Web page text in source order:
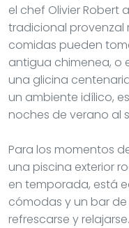
el chef Olivier
tradicional provenzal
comidas pueden
antigua chimenea, o
una glicina
un ambiente idílico,
noches de verano al
Para los momentos
una piscina exterior
en temporada, está
cómodas y un bar
refrescarse y relajarse.